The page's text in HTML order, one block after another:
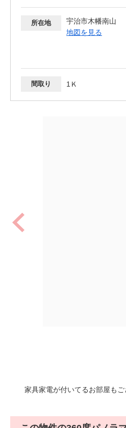
所在地
宇治市木幡南山
地図を見る
間取り 1Ｋ
家具家電が付いてるお部屋も